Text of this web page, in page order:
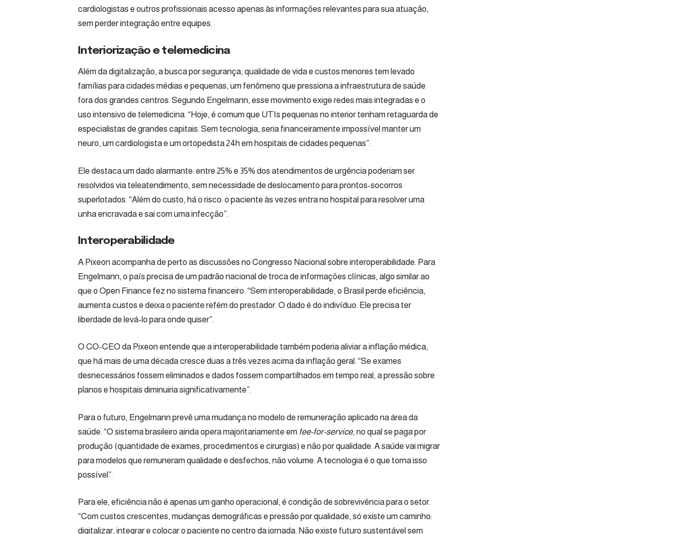
cardiologistas e outros profissionais acesso apenas às informações relevantes para sua atuação,
sem perder integração entre equipes.
Interiorização e telemedicina
Além da digitalização, a busca por segurança, qualidade de vida e custos menores tem levado
famílias para cidades médias e pequenas, um fenômeno que pressiona a infraestrutura de saúde
fora dos grandes centros. Segundo Engelmann, esse movimento exige redes mais integradas e o
uso intensivo de telemedicina. “Hoje, é comum que UTIs pequenas no interior tenham retaguarda de
especialistas de grandes capitais. Sem tecnologia, seria financeiramente impossível manter um
neuro, um cardiologista e um ortopedista 24h em hospitais de cidades pequenas”.
Ele destaca um dado alarmante: entre 25% e 35% dos atendimentos de urgência poderiam ser
resolvidos via teleatendimento, sem necessidade de deslocamento para prontos-socorros
superlotados. “Além do custo, há o risco: o paciente às vezes entra no hospital para resolver uma
unha encravada e sai com uma infecção”.
Interoperabilidade
A Pixeon acompanha de perto as discussões no Congresso Nacional sobre interoperabilidade. Para
Engelmann, o país precisa de um padrão nacional de troca de informações clínicas, algo similar ao
que o Open Finance fez no sistema financeiro. “Sem interoperabilidade, o Brasil perde eficiência,
aumenta custos e deixa o paciente refém do prestador. O dado é do indivíduo. Ele precisa ter
liberdade de levá-lo para onde quiser”.
O CO-CEO da Pixeon entende que a interoperabilidade também poderia aliviar a inflação médica,
que há mais de uma década cresce duas a três vezes acima da inflação geral. “Se exames
desnecessários fossem eliminados e dados fossem compartilhados em tempo real, a pressão sobre
planos e hospitais diminuiria significativamente”.
Para o futuro, Engelmann prevê uma mudança no modelo de remuneração aplicado na área da
saúde. “O sistema brasileiro ainda opera majoritariamente em fee-for-service, no qual se paga por
produção (quantidade de exames, procedimentos e cirurgias) e não por qualidade. A saúde vai migrar
para modelos que remuneram qualidade e desfechos, não volume. A tecnologia é o que torna isso
possível”.
Para ele, eficiência não é apenas um ganho operacional, é condição de sobrevivência para o setor.
“Com custos crescentes, mudanças demográficas e pressão por qualidade, só existe um caminho:
digitalizar, integrar e colocar o paciente no centro da jornada. Não existe futuro sustentável sem